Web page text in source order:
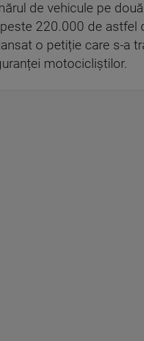
de vehicule pe
220.000 de astfel
o petiție care s-a
motocicliștilor.